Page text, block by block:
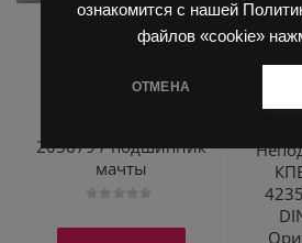
ознакомится с нашей
файлов «cookie»
ОТМЕНА
Запчасти Балканкар
Погрузчик ЕВ 735
Подшипник
205679 / подшипник
мачты
0